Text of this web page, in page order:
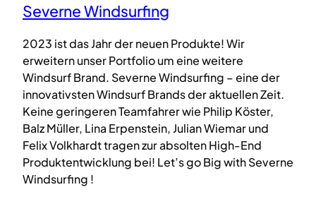
Severne Windsurfing
2023 ist das Jahr der neuen Produkte! Wir
erweitern unser Portfolio um eine weitere
Windsurf Brand. Severne Windsurfing – eine der
innovativsten Windsurf Brands der aktuellen Zeit.
Keine geringeren Teamfahrer wie Philip Köster,
Balz Müller, Lina Erpenstein, Julian Wiemar und
Felix Volkhardt tragen zur absolten High-End
Produktentwicklung bei! Let’s go Big with Severne
Windsurfing !